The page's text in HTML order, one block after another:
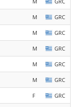
M GRC
M GRC
M GRC
M GRC
M GRC
F GRC